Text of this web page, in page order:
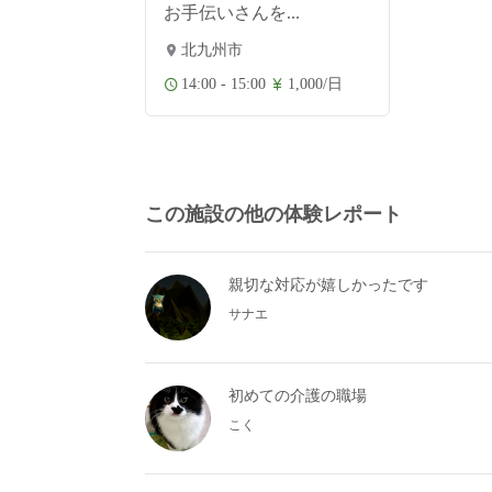
お手伝いさんを...
北九州市
14:00 - 15:00 1,000/日
この施設の他の体験レポート
親切な対応が嬉しかったです
サナエ
初めての介護の職場
こく